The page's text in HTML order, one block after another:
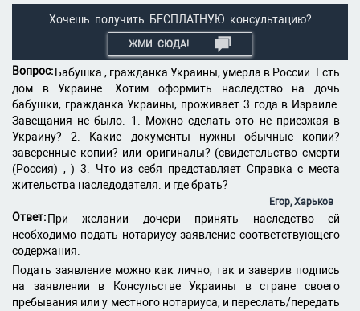
Хочешь получить БЕСПЛАТНУЮ консультацию?
ЖМИ СЮДА!
Вопрос: Бабушка , гражданка Украины, умерла в России. Есть
дом в Украине. Хотим оформить наследство на дочь
бабушки, гражданка Украины, проживает 3 года в Израиле.
Завещания не было. 1. Можно сделать это не приезжая в
Украину? 2. Какие документы нужны обычные копии?
заверенные копии? или оригиналы? (свидетельство смерти
(Россия) , ) 3. Что из себя представляет Справка с места
жительства наследодателя. и где брать?
Егор, Харьков
Ответ: При желании дочери принять наследство ей
необходимо подать нотариусу заявление соответствующего
содержания.
Подать заявление можно как лично, так и заверив подпись
на заявлении в Консульстве Украины в стране своего
пребывания или у местного нотариуса, и переслать/передать